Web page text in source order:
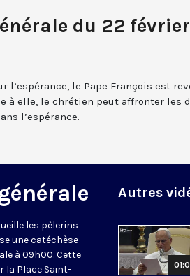
du 22 février
l’espérance, le Pape François est
à elle, le chrétien peut affronter les
l’espérance.
les pèlerins
une catéchèse
à 09h00. Cette
la Place Saint-
Autres